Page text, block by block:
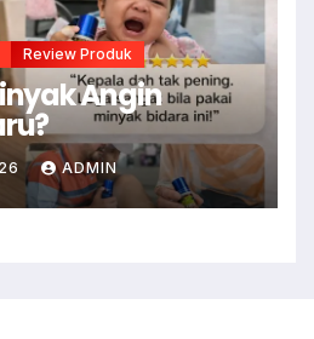
Review Produk
Angin
ADMIN